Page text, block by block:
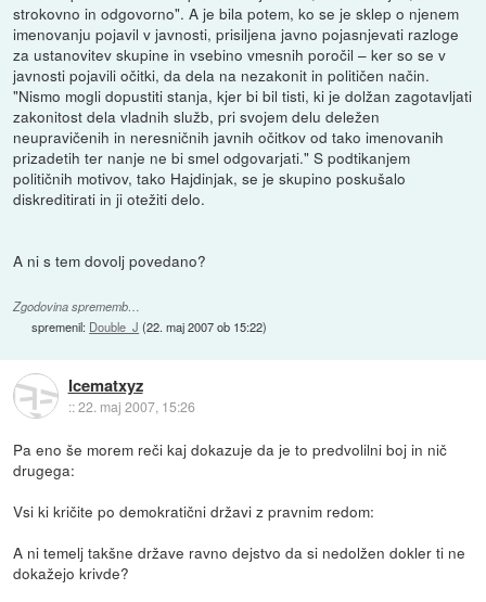
strokovno in odgovorno". A je bila potem, ko se je sklep o njenem
imenovanju pojavil v javnosti, prisiljena javno pojasnjevati razloge
za ustanovitev skupine in vsebino vmesnih poročil – ker so se v
javnosti pojavili očitki, da dela na nezakonit in političen način.
"Nismo mogli dopustiti stanja, kjer bi bil tisti, ki je dolžan zagotavljati
zakonitost dela vladnih služb, pri svojem delu deležen
neupravičenih in neresničnih javnih očitkov od tako imenovanih
prizadetih ter nanje ne bi smel odgovarjati." S podtikanjem
političnih motivov, tako Hajdinjak, se je skupino poskušalo
diskreditirati in ji otežiti delo.
A ni s tem dovolj povedano?
Zgodovina sprememb…
spremenil: Double_J (22. maj 2007 ob 15:22)
Icematxyz
::22. maj 2007, 15:26
Pa eno še morem reči kaj dokazuje da je to predvolilni boj in nič
drugega:
Vsi ki kričite po demokratični državi z pravnim redom:
A ni temelj takšne države ravno dejstvo da si nedolžen dokler ti ne
dokažejo krivde?